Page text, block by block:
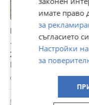
Продава ПАРЦЕЛ, с.
14 600 €
28 555,12 лв
Не се начислява
с. Лиляче, Враца, 29 юли
имате право
за
съгласието
Настройки
за